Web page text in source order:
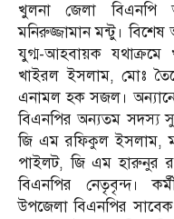
খুলনা জেলা বিএনপি
মনিরুজ্জামান মন্টু।
যুগ্ম-আহবায়ক
খাইরল ইসলাম, মোঃ
এনামল হক সজল।
বিএনপির অন্যতম সদস্য
জি এম রফিকুল ইসলাম,
পাইলট, জি এম হারুনুর
বিএনপির নেতৃবৃন্দ।
উপজেলা বিএনপির